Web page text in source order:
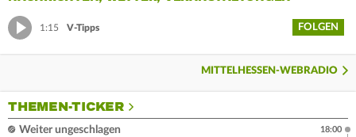
1:15 V-Tipps FOLGEN
MITTELHESSEN-WEBRADIO
THEMEN-TICKER
Weiter ungeschlagen
18:00